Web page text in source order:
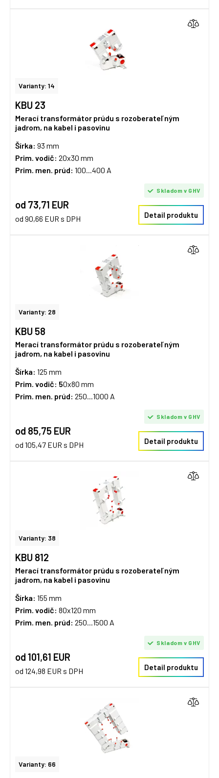
Varianty: 14
KBU 23
Merací transformátor prúdu s rozoberateľným
jadrom, na kabel i pasovinu
Šírka: 93 mm
Prim. vodič: 20x30 mm
Prim. men. prúd: 100...400 A
od 73,71 EUR
od 90,66 EUR s DPH
Skladom v GHV
Detail produktu
Varianty: 28
KBU 58
Merací transformátor prúdu s rozoberateľným
jadrom, na kabel i pasovinu
Šírka: 125 mm
Prim. vodič: 50x80 mm
Prim. men. prúd: 250...1000 A
od 85,75 EUR
od 105,47 EUR s DPH
Skladom v GHV
Detail produktu
Varianty: 38
KBU 812
Merací transformátor prúdu s rozoberateľným
jadrom, na kabel i pasovinu
Šírka: 155 mm
Prim. vodič: 80x120 mm
Prim. men. prúd: 250...1500 A
od 101,61 EUR
od 124,98 EUR s DPH
Skladom v GHV
Detail produktu
Varianty: 66